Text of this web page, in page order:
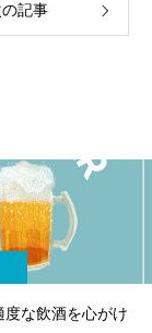
の記事
度な飲酒を心がけ